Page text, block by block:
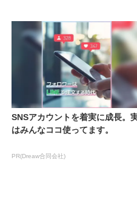
SNSアカウントを着実に成長。
はみんなココ使ってます。
PR(Dreaw合同会社)